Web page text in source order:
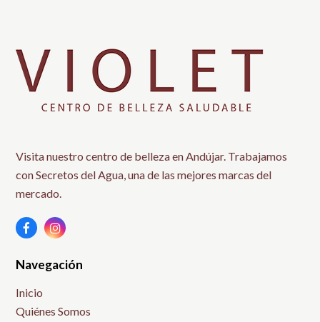
Visita nuestro centro de belleza en Andújar. Trabajamos
con Secretos del Agua, una de las mejores marcas del
mercado.
FacebookInstagram
Navegación
Inicio
Quiénes Somos